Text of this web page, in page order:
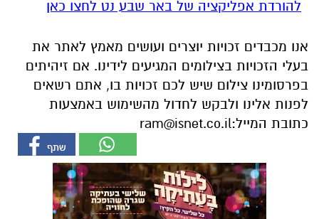
להורדת אפליקציה של באר שבע נט לחצו כאן
אנו מכבדים זכויות יוצרים ועושים מאמץ לאתר את
בעלי הזכויות בצילומים המגיעים לידינו. אם זיהיתים
בפרסומינו צילום שיש לכם זכויות בו, אתם רשאים
לפנות אלינו ולבקש לחדול מהשימוש באמצעות
כתובת המייל:ram@isnet.co.il